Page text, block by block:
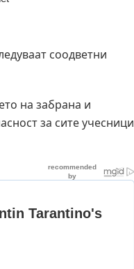
соодветни
на забрана и
за сите учесници